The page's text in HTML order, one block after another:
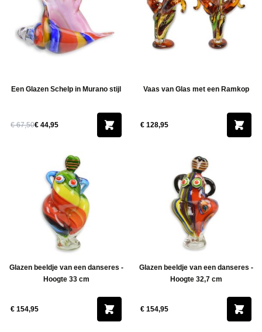
Een Glazen Schelp in Murano stijl
€ 67,50€ 44,95
Vaas van Glas met een Ramkop
€ 128,95
Glazen beeldje van een danseres -
Hoogte 33 cm
€ 154,95
Glazen beeldje van een danseres -
Hoogte 32,7 cm
€ 154,95